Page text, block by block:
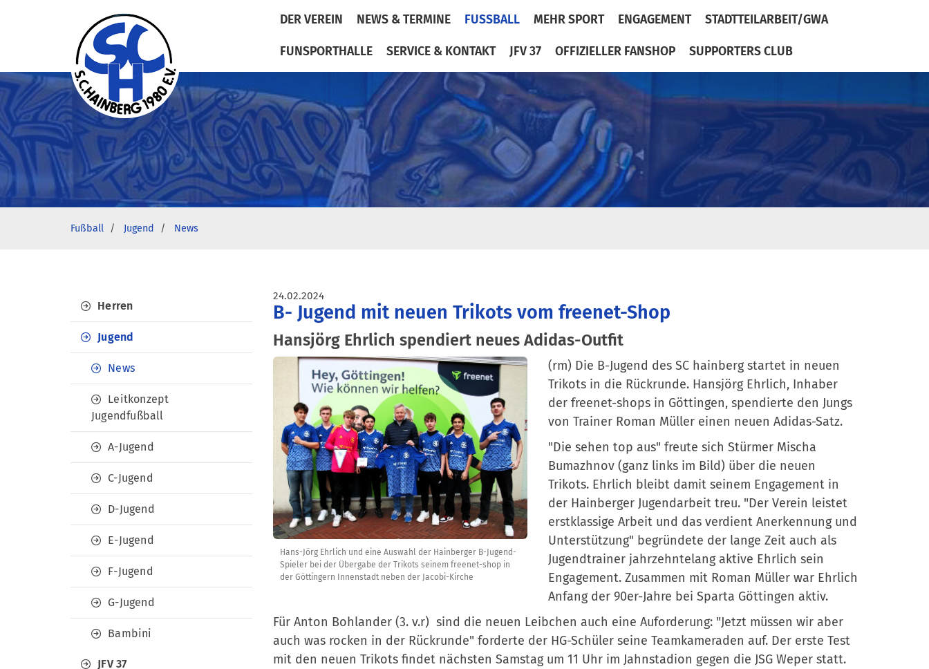
DER VEREIN NEWS & TERMINE FUSSBALL MEHR SPORT ENGAGEMENT STADTTEILARBEIT/GWA
FUNSPORTHALLE SERVICE & KONTAKT JFV 37 OFFIZIELLER FANSHOP SUPPORTERS CLUB
Fußball Jugend News
24.02.2024
B- Jugend mit neuen Trikots vom freenet-Shop
Hansjörg Ehrlich spendiert neues Adidas-Outfit
Hans-Jörg Ehrlich und eine Auswahl der Hainberger B-Jugend-
Spieler bei der Übergabe der Trikots seinem freenet-shop in
der Göttingern Innenstadt neben der Jacobi-Kirche
(rm) Die B-Jugend des SC hainberg startet in neuen
Trikots in die Rückrunde. Hansjörg Ehrlich, Inhaber
der freenet-shops in Göttingen, spendierte den Jungs
von Trainer Roman Müller einen neuen Adidas-Satz.
"Die sehen top aus" freute sich Stürmer Mischa
Bumazhnov (ganz links im Bild) über die neuen
Trikots. Ehrlich bleibt damit seinem Engagement in
der Hainberger Jugendarbeit treu. "Der Verein leistet
erstklassige Arbeit und das verdient Anerkennung und
Unterstützung" begründete der lange Zeit auch als
Jugendtrainer jahrzehntelang aktive Ehrlich sein
Engagement. Zusammen mit Roman Müller war Ehrlich
Anfang der 90er-Jahre bei Sparta Göttingen aktiv.
Für Anton Bohlander (3. v.r) sind die neuen Leibchen auch eine Auforderung: "Jetzt müssen wir aber
auch was rocken in der Rückrunde" forderte der HG-Schüler seine Teamkameraden auf. Der erste Test
mit den neuen Trikots findet nächsten Samstag um 11 Uhr im Jahnstadion gegen die JSG Weper statt.
Herren
Jugend
News
Leitkonzept
Jugendfußball
A-Jugend
C-Jugend
D-Jugend
E-Jugend
F-Jugend
G-Jugend
Bambini
JFV 37